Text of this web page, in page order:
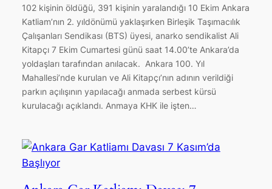
102 kişinin öldüğü, 391 kişinin yaralandığı 10 Ekim Ankara
Katliam’nın 2. yıldönümü yaklaşırken Birleşik Taşımacılık
Çalışanları Sendikası (BTS) üyesi, anarko sendikalist Ali
Kitapçı 7 Ekim Cumartesi günü saat 14.00’te Ankara’da
yoldaşları tarafından anılacak. Ankara 100. Yıl
Mahallesi’nde kurulan ve Ali Kitapçı’nın adının verildiği
parkın açılışının yapılacağı anmada serbest kürsü
kurulacağı açıklandı. Anmaya KHK ile işten…